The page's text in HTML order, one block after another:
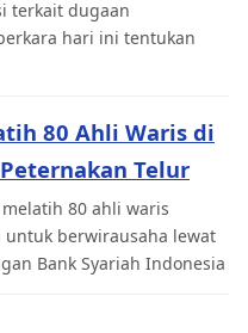
terkait dugaan
hari ini tentukan
80 Ahli Waris di
Telur
melatih 80 ahli waris
untuk berwirausaha lewat
Bank Syariah Indonesia